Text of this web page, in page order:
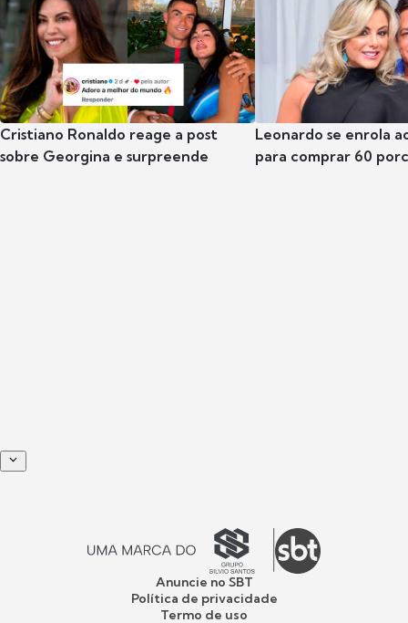
Cristiano Ronaldo reage a post
sobre Georgina e surpreende
Leonardo se enrola
para comprar 60
Anuncie no SBT
Política de privacidade
Termo de uso